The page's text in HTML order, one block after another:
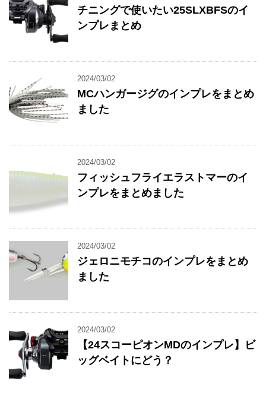
チニングで使いたい25SLXBFSのイ
ンプレまとめ
2024/03/02
MCハンガージグのインプレをまとめ
ました
2024/03/02
フィッシュフライエラストマーのイ
ンプレをまとめました
2024/03/02
ジェロニモチコのインプレをまとめ
ました
2024/03/02
【24スコーピオンMDのインプレ】ビ
ッグベイトにどう？